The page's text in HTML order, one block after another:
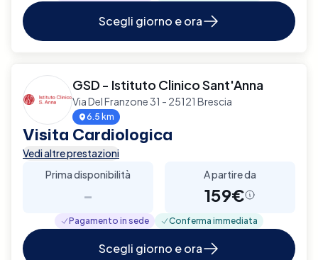
Scegli giorno e ora
GSD - Istituto Clinico Sant'Anna
Via Del Franzone 31 - 25121 Brescia
6.5 km
Visita Cardiologica
Vedi altre prestazioni
Prima disponibilità
-
A partire da
159€
Pagamento in sede Conferma immediata
Scegli giorno e ora